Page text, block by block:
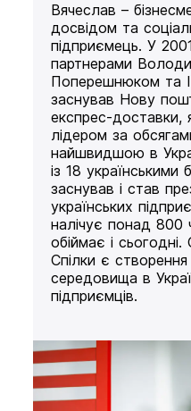
Вячеслав –
досвідом та
підприємець. У
партнерами
Поперешнюком та
заснував Нову
експрес-доставки,
лідером за
найшвидшою в
із 18
заснував і став
українських
налічує понад 800
обіймає і
Спілки є
середовища в
підприємців.